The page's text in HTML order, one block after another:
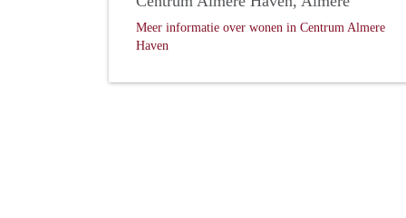
Meer informatie over wonen in Centrum Almere
Haven